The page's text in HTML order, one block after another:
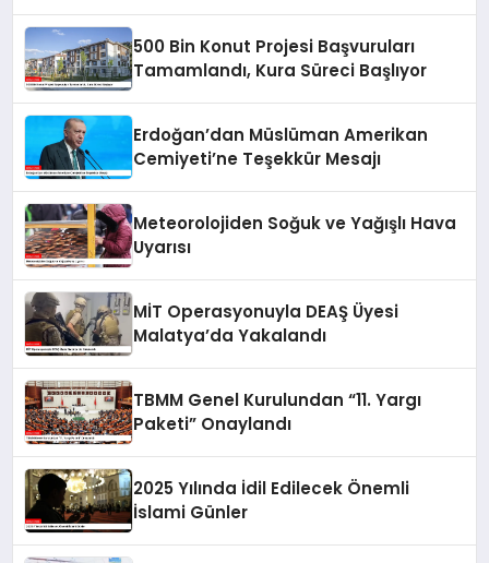
500 Bin Konut Projesi Başvuruları
Tamamlandı, Kura Süreci Başlıyor
Erdoğan’dan Müslüman Amerikan
Cemiyeti’ne Teşekkür Mesajı
Meteorolojiden Soğuk ve Yağışlı Hava
Uyarısı
MİT Operasyonuyla DEAŞ Üyesi
Malatya’da Yakalandı
TBMM Genel Kurulundan “11. Yargı
Paketi” Onaylandı
2025 Yılında İdil Edilecek Önemli
İslami Günler